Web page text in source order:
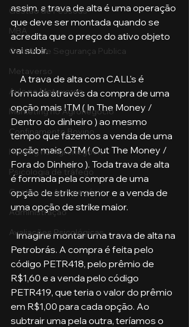
Gestão de Pessoas
MBA
Gestão de Segurança Publica
Metaverso
Aula no Metaverso
Marketing no Agronegócio
Confinamento Bovino
Holding no Agronegócio
Psicologia de tráfego
Gestão do Agronegócio
Administração
Avaliações Psicológicas
assim, a trava de alta é uma operação
que deve ser montada quando se
acredita que o preço do ativo objeto
vai subir.
formada através da compra de uma
opção mais ITM ( In The Money /
Dentro do dinheiro ) ao mesmo
tempo que fazemos a venda de uma
opção mais OTM ( Out The Money /
Fora do Dinheiro ). Toda trava de alta
é formada pela compra de uma
opção de strike menor e a venda de
uma opção de strike maior.
   Imagine montar uma trava de alta na
Petrobrás. A compra é feita pelo
código PETR418, pelo prêmio de
R$1,60 e a venda pelo código
PETR419, que teria o valor do prêmio
em R$1,00 para cada opção. Ao
subtrair uma pela outra, teríamos o